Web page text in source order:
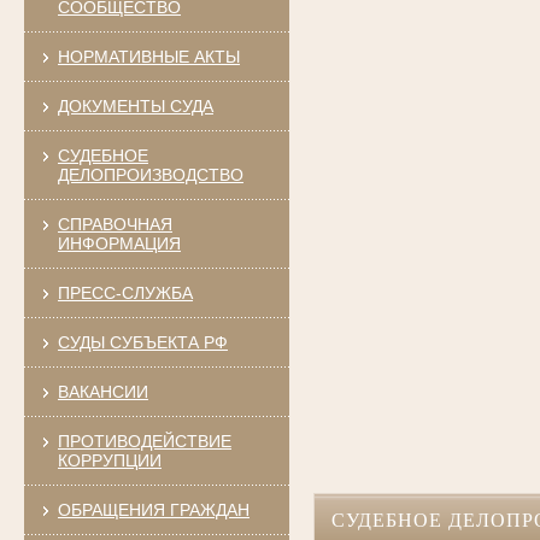
СООБЩЕСТВО
НОРМАТИВНЫЕ АКТЫ
ДОКУМЕНТЫ СУДА
СУДЕБНОЕ
ДЕЛОПРОИЗВОДСТВО
СПРАВОЧНАЯ
ИНФОРМАЦИЯ
ПРЕСС-СЛУЖБА
СУДЫ СУБЪЕКТА РФ
ВАКАНСИИ
ПРОТИВОДЕЙСТВИЕ
КОРРУПЦИИ
ОБРАЩЕНИЯ ГРАЖДАН
СУДЕБНОЕ